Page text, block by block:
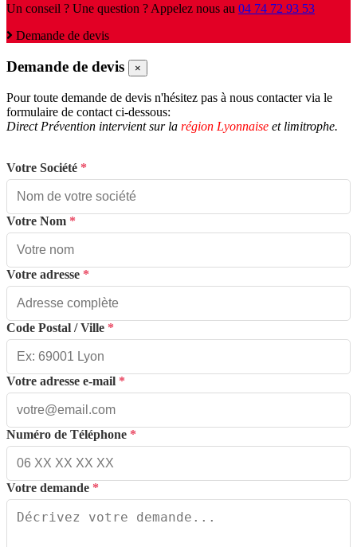
Un conseil ? Une question ? Appelez nous au 04 74 72 93 53
Demande de devis
Demande de devis ×
Pour toute demande de devis n'hésitez pas à nous contacter via le
formulaire de contact ci-dessous:
Direct Prévention intervient sur la région Lyonnaise et limitrophe.
Votre Société *
Votre Nom *
Votre adresse *
Code Postal / Ville *
Votre adresse e-mail *
Numéro de Téléphone *
Votre demande *